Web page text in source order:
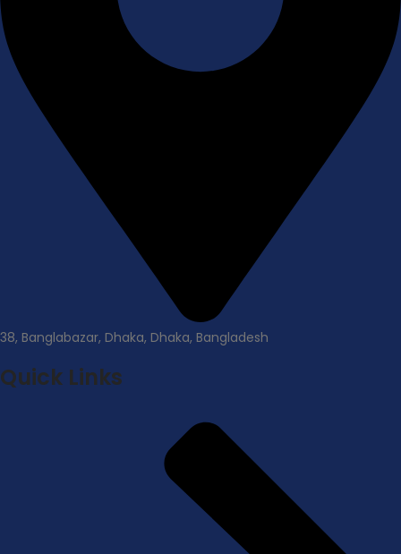
38, Banglabazar, Dhaka, Dhaka, Bangladesh
Quick Links